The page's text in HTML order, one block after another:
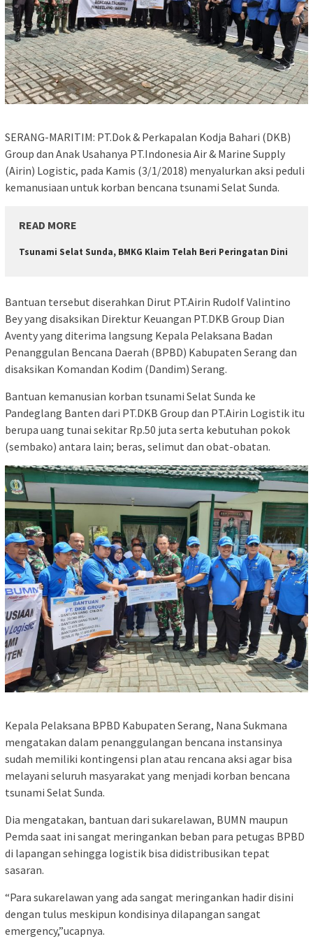
SERANG-MARITIM: PT.Dok & Perkapalan Kodja Bahari (DKB)
Group dan Anak Usahanya PT.Indonesia Air & Marine Supply
(Airin) Logistic, pada Kamis (3/1/2018) menyalurkan aksi peduli
kemanusiaan untuk korban bencana tsunami Selat Sunda.
READ MORE
Tsunami Selat Sunda, BMKG Klaim Telah Beri Peringatan Dini
Bantuan tersebut diserahkan Dirut PT.Airin Rudolf Valintino
Bey yang disaksikan Direktur Keuangan PT.DKB Group Dian
Aventy yang diterima langsung Kepala Pelaksana Badan
Penanggulan Bencana Daerah (BPBD) Kabupaten Serang dan
disaksikan Komandan Kodim (Dandim) Serang.
Bantuan kemanusian korban tsunami Selat Sunda ke
Pandeglang Banten dari PT.DKB Group dan PT.Airin Logistik itu
berupa uang tunai sekitar Rp.50 juta serta kebutuhan pokok
(sembako) antara lain; beras, selimut dan obat-obatan.
Kepala Pelaksana BPBD Kabupaten Serang, Nana Sukmana
mengatakan dalam penanggulangan bencana instansinya
sudah memiliki kontingensi plan atau rencana aksi agar bisa
melayani seluruh masyarakat yang menjadi korban bencana
tsunami Selat Sunda.
Dia mengatakan, bantuan dari sukarelawan, BUMN maupun
Pemda saat ini sangat meringankan beban para petugas BPBD
di lapangan sehingga logistik bisa didistribusikan tepat
sasaran.
“Para sukarelawan yang ada sangat meringankan hadir disini
dengan tulus meskipun kondisinya dilapangan sangat
emergency,”ucapnya.